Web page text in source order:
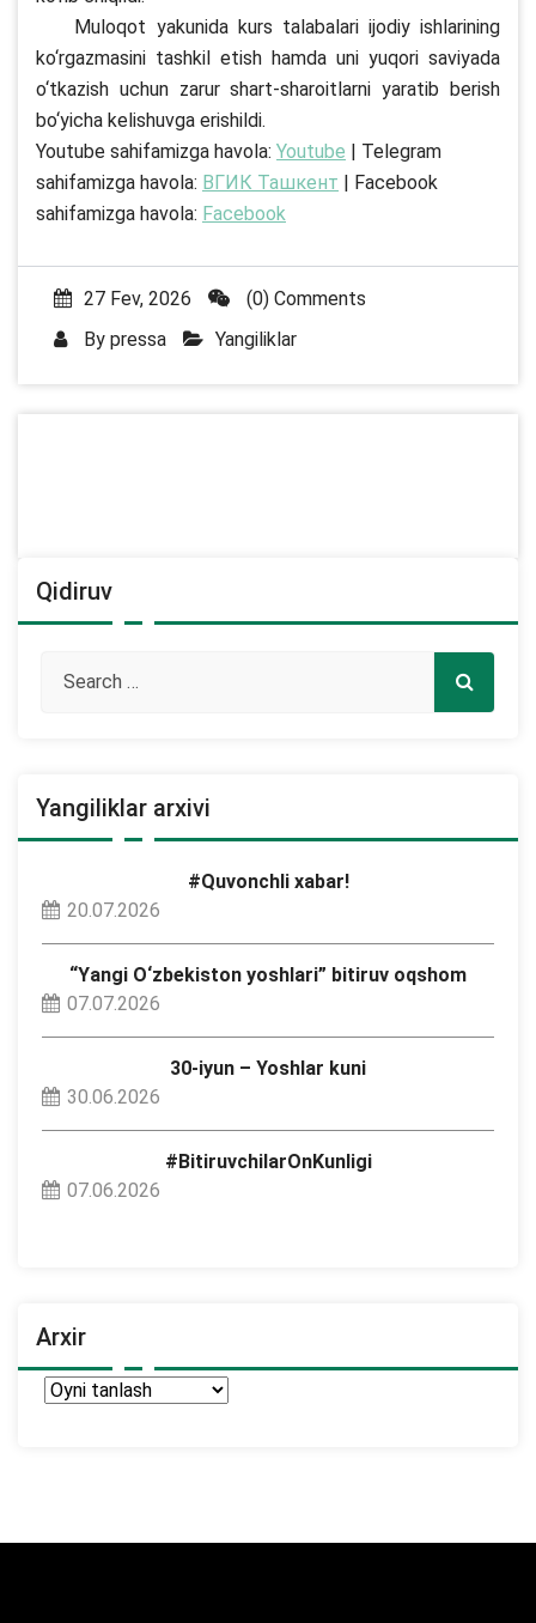
Muloqot yakunida kurs talabalari ijodiy ishlarining
ko‘rgazmasini tashkil etish hamda uni yuqori saviyada
o‘tkazish uchun zarur shart-sharoitlarni yaratib berish
bo‘yicha kelishuvga erishildi.
Youtube sahifamizga havola: Youtube | Telegram
sahifamizga havola: ВГИК Ташкент | Facebook
sahifamizga havola: Facebook
27 Fev, 2026
(0) Comments
By pressa Yangiliklar
Qidiruv
Yangiliklar arxivi
#Quvonchli xabar!
20.07.2026
“Yangi O‘zbekiston yoshlari” bitiruv oqshom
07.07.2026
30-iyun – Yoshlar kuni
30.06.2026
#BitiruvchilarOnKunligi
07.06.2026
Arxir
Arxir